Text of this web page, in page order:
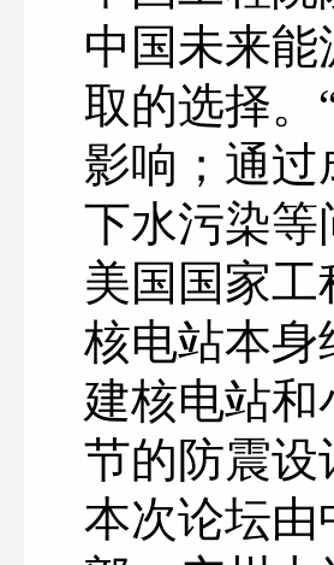
中国未来
取的选择。
影响；通
下水污染等
美国国家
核电站本身
建核电站
节的防震设
本次论坛由